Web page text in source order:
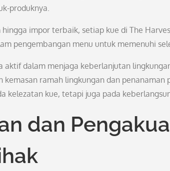
produknya.
impor terbaik, setiap kue di The
pengembangan menu untuk memenuhi
aktif dalam menjaga keberlanjutan
kemasan ramah lingkungan dan
kelezatan kue, tetapi juga pada
dan